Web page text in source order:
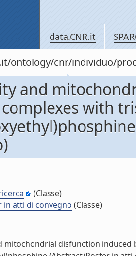
data.CNR.it
ontology/cnr/individuo/
and
with
(Classe)
in atti di convegno (Classe)
mitochondrial disfunction